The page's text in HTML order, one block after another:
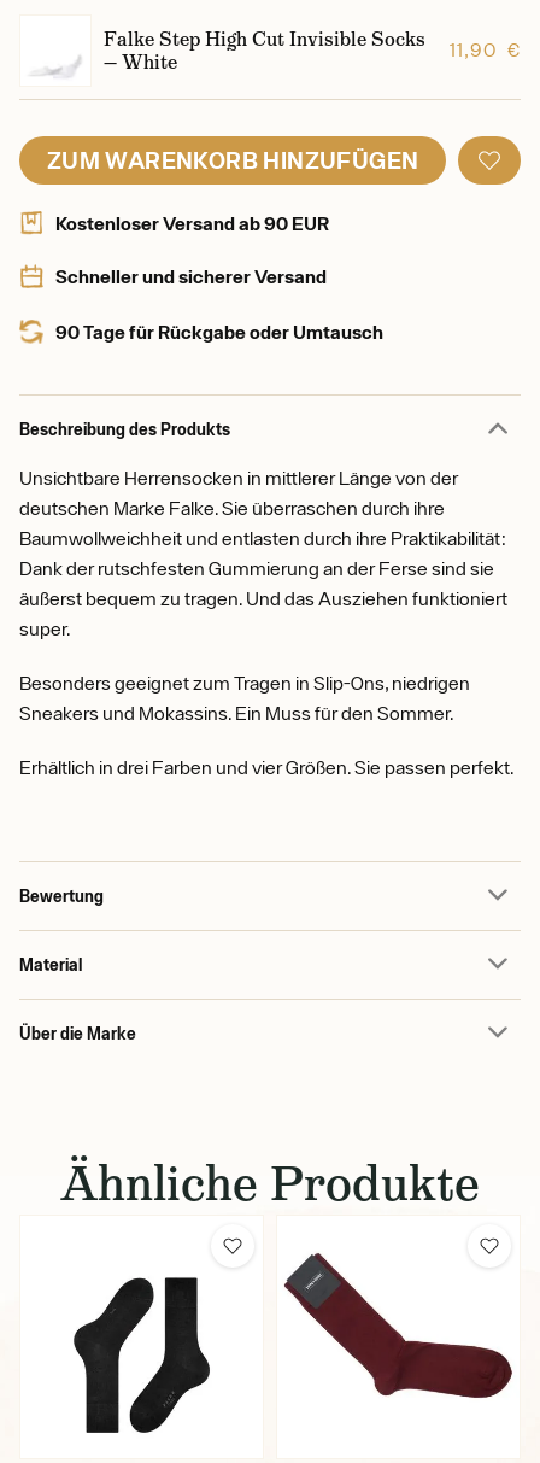
Falke Step High Cut Invisible Socks
— White
11,90 €
ZUM WARENKORB HINZUFÜGEN
Kostenloser Versand ab 90 EUR
Schneller und sicherer Versand
90 Tage für Rückgabe oder Umtausch
Beschreibung des Produkts
Unsichtbare Herrensocken in mittlerer Länge von der
deutschen Marke Falke. Sie überraschen durch ihre
Baumwollweichheit und entlasten durch ihre Praktikabilität:
Dank der rutschfesten Gummierung an der Ferse sind sie
äußerst bequem zu tragen. Und das Ausziehen funktioniert
super.
Besonders geeignet zum Tragen in Slip-Ons, niedrigen
Sneakers und Mokassins. Ein Muss für den Sommer.
Erhältlich in drei Farben und vier Größen. Sie passen perfekt.
Bewertung
Material
Über die Marke
Ähnliche Produkte